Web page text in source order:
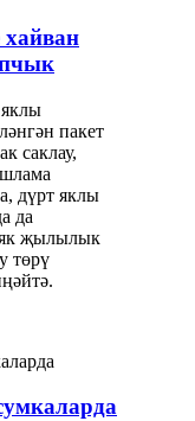
пакет
саклау,
дүрт яклы
да
як җылылык
төрү